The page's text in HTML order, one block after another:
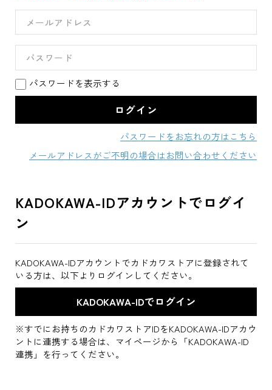
パスワードを表示する
パスワードをお忘れの方はこちら
メールアドレスがご不明の場合はお問い合わせください
KADOKAWA-IDアカウントでログイ
ン
KADOKAWA-IDアカウントでカドカワストアに登録されて
いる方は、以下よりログインしてください。
※すでにお持ちのカドカワストアIDをKADOKAWA-IDアカウ
ントに連携する場合は、マイページから「KADOKAWA-ID
連携」を行ってください。